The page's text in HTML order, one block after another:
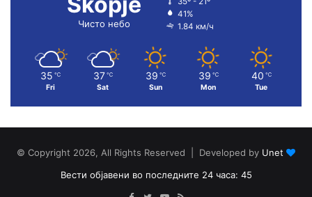
Чисто небо
41%
1.84 км/ч
35 ℃
Fri
37 ℃
Sat
39 ℃
Sun
39 ℃
Mon
40 ℃
Tue
© Copyright 2026, All Rights Reserved | Developed by Unet
Вести објавени во последните 24 часа: 45